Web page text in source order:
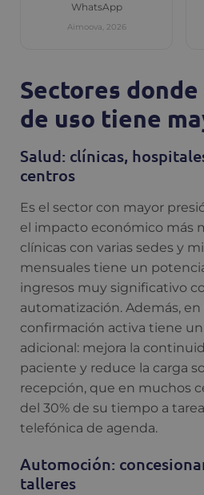
WhatsApp
Aimoova, 2026
Sectores
de uso tiene
Salud: clínicas,
centros
Es el sector con mayor
el impacto económico más
clínicas con varias sedes y
mensuales tiene un
ingresos muy significativo
automatización. Además, en
confirmación activa tiene
adicional: mejora la
paciente y reduce la carga
recepción, que en muchos
del 30% de su tiempo a
telefónica de agenda.
Automoción:
talleres